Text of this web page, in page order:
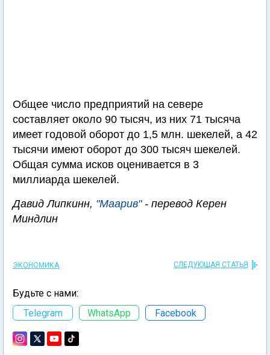
Общее число предприятий на севере
составляет около 90 тысяч, из них 71 тысяча
имеет годовой оборот до 1,5 млн. шекелей, а 42
тысячи имеют оборот до 300 тысяч шекелей.
Общая сумма исков оценивается в 3
миллиарда шекелей.
Давид Липкинн, "Маарив"- перевод Керен
Миндлин
ЭКОНОМИКА СЛЕДУЮЩАЯ СТАТЬЯ
Будьте с нами:
Telegram
WhatsApp Facebook